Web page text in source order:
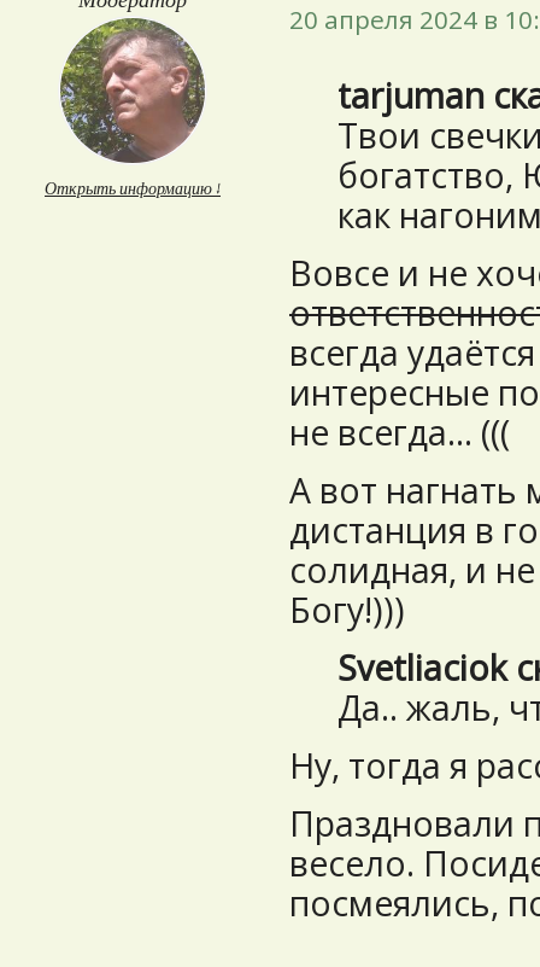
Открыть информацию ↓
20 апреля 2024 в
tarjuman
Твои
как
Вовсе и не
всегда
интересные
не всегда… (((
А вот
дистанция в
солидная, и
Богу!)))
Svetliaciok
Да.. жаль,
Ну, тогда я
Праздновали
весело.
посмеялись,